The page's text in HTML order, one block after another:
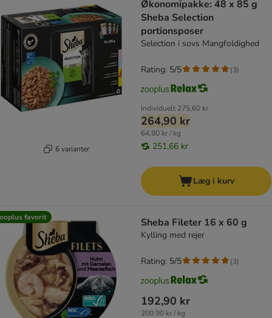
6 varianter
Økonomipakke: 48 x 85 g
Sheba Selection
portionsposer
Selection i sovs Mangfoldighed
Individuelt 275,60 kr
264,90 kr
64,90 kr / kg
251,66 kr
Rating: 5/5 (3)
Læg i kurv
favorit Sheba Fileter 16 x 60 g
Kylling med rejer
192,90 kr
200,90 kr / kg
Rating: 5/5 (3)